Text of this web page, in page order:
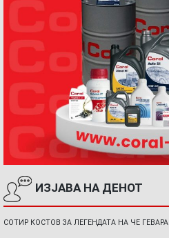
ИЗЈАВА НА ДЕНОТ
СОТИР КОСТОВ ЗА ЛЕГЕНДАТА НА ЧЕ ГЕВАРА